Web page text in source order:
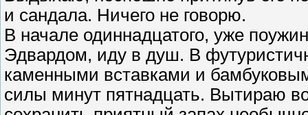
и сандала. Ничего не говорю.
В начале одиннадцатого, уже
Эдвардом, иду в душ. В
каменными вставками и
силы минут пятнадцать. Вытираю